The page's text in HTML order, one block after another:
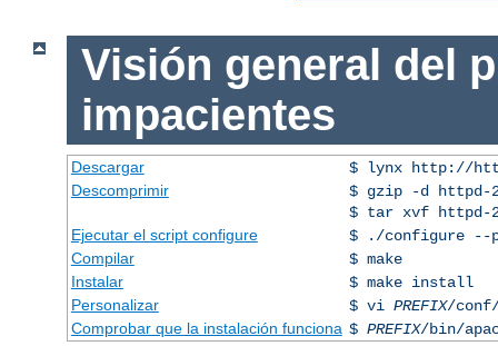
Visión general del
impacientes
Descargar
$ lynx http://
Descomprimir
$ gzip -d httpd-
$ tar xvf httpd-
Ejecutar el script configure
$ ./configure --
Compilar
$ make
Instalar
$ make install
Personalizar
$ vi PREFIX/conf/
Comprobar que la instalación funciona $ PREFIX/bin/